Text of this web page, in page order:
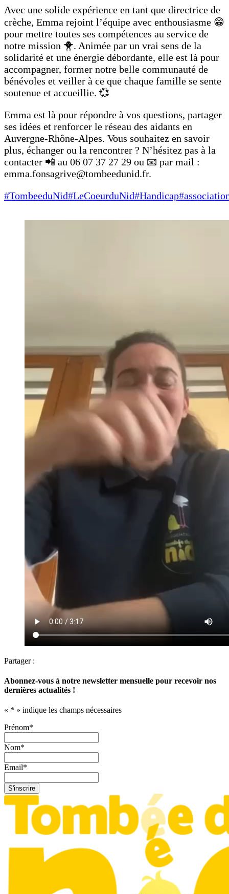
Avec une solide expérience en tant que directrice de
crèche, Emma rejoint l’équipe avec enthousiasme 😁
pour mettre toutes ses compétences au service de
notre mission 🐥. Animée par un vrai sens de la
solidarité et une énergie débordante, elle est là pour
accompagner, former notre belle communauté de
bénévoles et veiller à ce que chaque famille se sente
soutenue et accueillie. 💞
Emma est là pour répondre à vos questions, partager
ses idées et renforcer le réseau des aidants en
Auvergne-Rhône-Alpes. Vous souhaitez en savoir
plus, échanger ou la rencontrer ? N’hésitez pas à la
contacter 📲 au 06 07 37 27 29 ou 📧 par mail :
emma.fonsagrive@tombeedunid.fr.
#TombeeduNid#LeCoeurduNid#Handicap
Partager :
Abonnez-vous à notre newsletter mensuelle pour recevoir nos
dernières actualités !
« * » indique les champs nécessaires
Prénom*
Nom*
Email*